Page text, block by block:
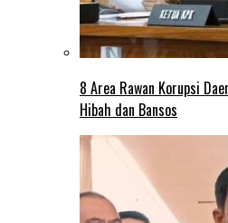
8 Area Rawan Korupsi
Hibah dan Bansos